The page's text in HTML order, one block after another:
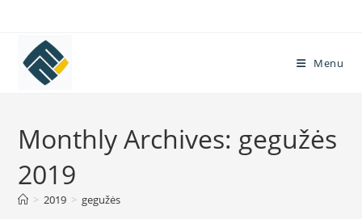
content
Menu
Monthly Archives: gegužės
2019
> 2019 > gegužės